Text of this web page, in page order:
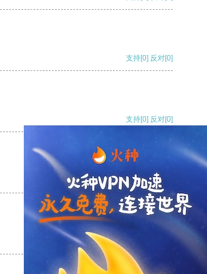
支持[0] 反对[0]
支持[0] 反对[0]
支持[0] 反对
支持